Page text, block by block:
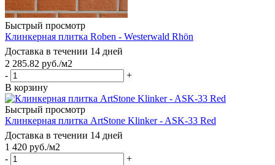
Быстрый просмотр
Клинкерная плитка Roben - Westerwald Rhön
Доставка в течении 14 дней
2 285.82 руб./м2
-
+
В корзину
Быстрый просмотр
Клинкерная плитка ArtStone Klinker - ASK-33 Red
Доставка в течении 14 дней
1 420 руб./м2
-
+